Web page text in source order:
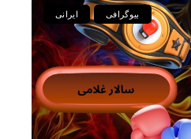
ایرانی بیوگرافی